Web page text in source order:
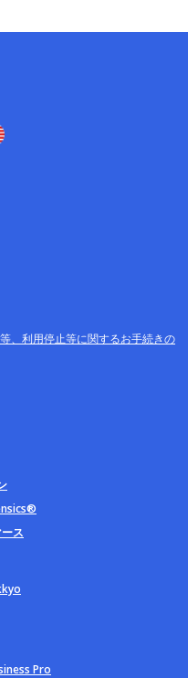
、利用停止等に関するお手続きの
ス
Pro